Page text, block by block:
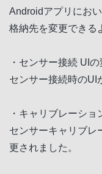
Androidアプリにお
格納先を変更できる
・センサー接続 UIの
センサー接続時のUI
・キャリブレーショ
センサーキャリブレ
更されました。